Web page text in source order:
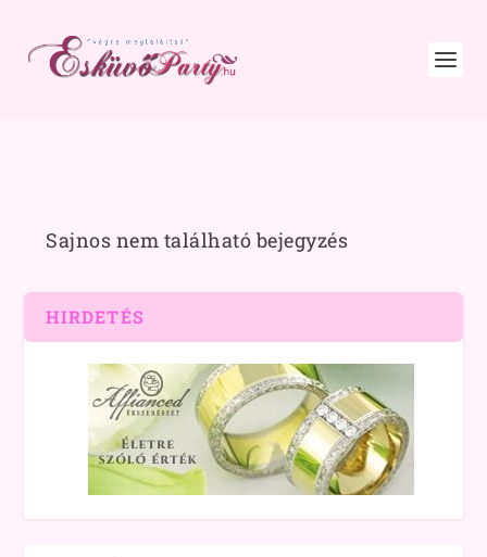
Sajnos nem található bejegyzés
HIRDETÉS